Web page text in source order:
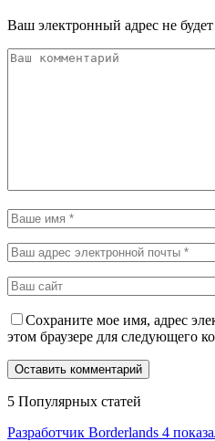
Ваш электронный адрес не
Сохраните мое имя, адрес
этом браузере для следующего
5 Популярных статей
Разработчик Borderlands 4